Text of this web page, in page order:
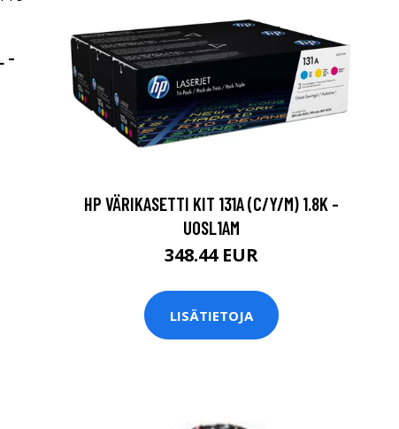
-
HP VÄRIKASETTI KIT 131A (C/Y/M) 1.8K -
U0SL1AM
348.44 EUR
LISÄTIETOJA